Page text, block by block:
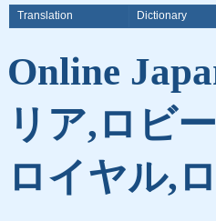
Translation Dictionary
Online
リア,ロビ
ロイヤル,